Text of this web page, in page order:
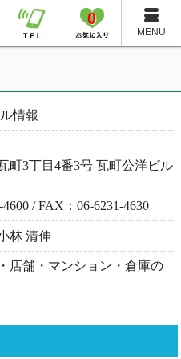
MENU
0
情報
町3丁目4番3号 瓦町公洋ビル
/ FAX：06-6231-4630
林 清伸
店舗・マンション・倉庫の